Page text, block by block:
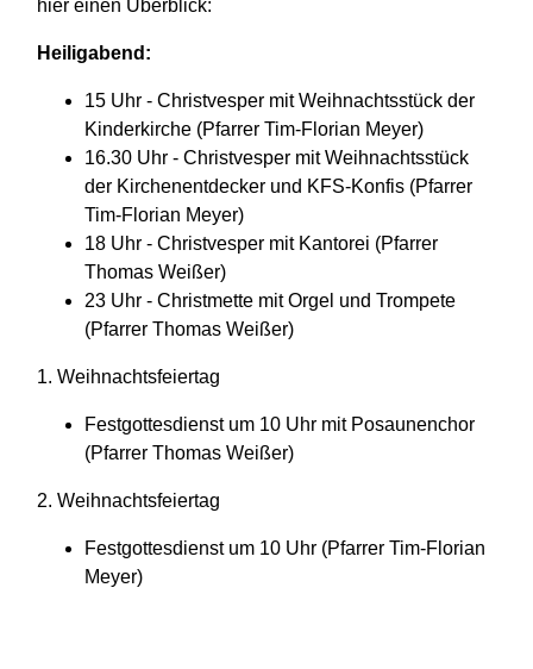
hier einen Überblick:
Heiligabend:
15 Uhr - Christvesper mit Weihnachtsstück der
Kinderkirche (Pfarrer Tim-Florian Meyer)
16.30 Uhr - Christvesper mit Weihnachtsstück
der Kirchenentdecker und KFS-Konfis (Pfarrer
Tim-Florian Meyer)
18 Uhr - Christvesper mit Kantorei (Pfarrer
Thomas Weißer)
23 Uhr - Christmette mit Orgel und Trompete
(Pfarrer Thomas Weißer)
1. Weihnachtsfeiertag
Festgottesdienst um 10 Uhr mit Posaunenchor
(Pfarrer Thomas Weißer)
2. Weihnachtsfeiertag
Festgottesdienst um 10 Uhr (Pfarrer Tim-Florian
Meyer)